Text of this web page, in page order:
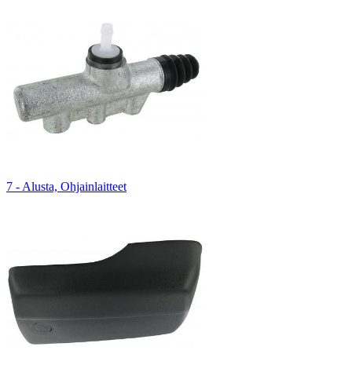
7 - Alusta, Ohjainlaitteet